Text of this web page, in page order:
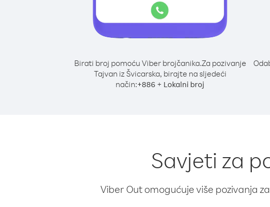
Birati broj pomoću Viber brojčanika.Za pozivanje
Tajvan iz Švicarska, birajte na sljedeći
način:+886 + Lokalni broj
Savjeti za
Viber Out omogućuje više pozivanja